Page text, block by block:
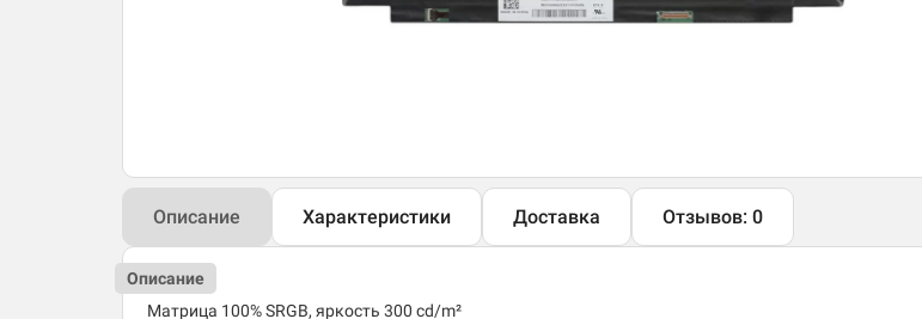
Описание Характеристики Доставка Отзывов: 0
Описание
Матрица 100% SRGB, яркость 300 cd/m²